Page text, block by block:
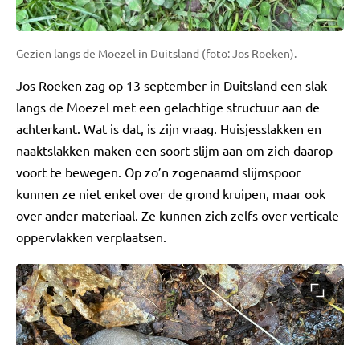
Gezien langs de Moezel in Duitsland (foto: Jos Roeken).
Jos Roeken zag op 13 september in Duitsland een slak
langs de Moezel met een gelachtige structuur aan de
achterkant. Wat is dat, is zijn vraag. Huisjesslakken en
naaktslakken maken een soort slijm aan om zich daarop
voort te bewegen. Op zo’n zogenaamd slijmspoor
kunnen ze niet enkel over de grond kruipen, maar ook
over ander materiaal. Ze kunnen zich zelfs over verticale
oppervlakken verplaatsen.